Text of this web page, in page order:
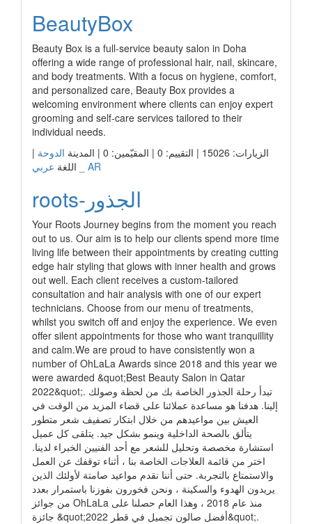
BeautyBox
Beauty Box is a full-service beauty salon in Doha
offering a wide range of professional hair, nail, skincare,
and body treatments. With a focus on hygiene, comfort,
and personalized care, Beauty Box provides a
welcoming environment where clients can enjoy expert
grooming and self-care services tailored to their
individual needs.
الزيارات: 15026 | التقييم: 0 | المقيّمين: 0 | المدينة
الدوحة |
اللغة عربي _ AR
roots-الجذور
Your Roots Journey begins from the moment you reach
out to us. Our aim is to help our clients spend more time
living life between their appointments by creating cutting
edge hair styling that glows with inner health and grows
out well. Each client receives a custom-tailored
consultation and hair analysis with one of our expert
technicians. Choose from our menu of treatments,
whilst you switch off and enjoy the experience. We even
offer silent appointments for those who want tranquillity
and calm.​We are proud to have consistently won a
number of OhLaLa Awards since 2018 and this year we
were awarded &quot;Best Beauty Salon in Qatar
2022&quot;. تبدأ رحلة الجذور الخاصة بك من لحظة وصولك
إلينا. هدفنا هو مساعدة عملائنا على قضاء المزيد من الوقت في
العيش بين مواعيدهم من خلال ابتكار تصفيف شعر متطور
يتألق بالصحة الداخلية وينمو بشكل جيد. يتلقى كل عميل
استشارة مخصصة وتحليل للشعر مع أحد الفنيين الخبراء لدينا.
اختر من قائمة العلاجات الخاصة بنا ، أثناء توقفك عن العمل
والاستمتاع بالتجربة. حتى أننا نقدم مواعيد صامتة لأولئك الذين
يريدون الهدوء والسكينة ، ونحن فخورون بفوزنا باستمرار بعدد
من جوائز OhLaLa منذ عام 2018 ، وهذا العام حصلنا على
جائزة &quot;أفضل صالون تجميل في قطر 2022&quot;.